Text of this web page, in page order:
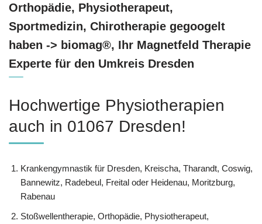
Orthopädie, Physiotherapeut,
Sportmedizin, Chirotherapie gegoogelt
haben -> biomag®, Ihr Magnetfeld Therapie
Experte für den Umkreis Dresden
Hochwertige Physiotherapien
auch in 01067 Dresden!
Krankengymnastik für Dresden, Kreischa, Tharandt, Coswig,
Bannewitz, Radebeul, Freital oder Heidenau, Moritzburg,
Rabenau
Stoßwellentherapie, Orthopädie, Physiotherapeut,